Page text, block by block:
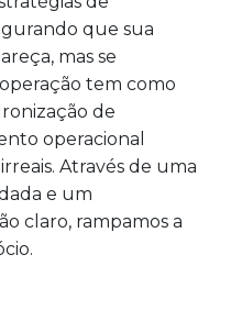
que sua
mas se
tem como
de
operacional
Através de uma
e um
claro, rampamos a